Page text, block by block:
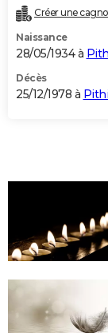
Créer une
Naissance
28/05/1934 à
Décès
25/12/1978 à